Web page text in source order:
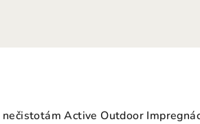
Active Outdoor